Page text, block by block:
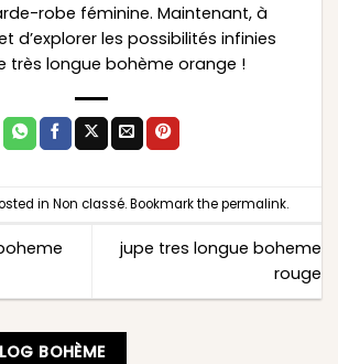
robe féminine. Maintenant, à
d’explorer les possibilités infinies
très longue bohème orange !
in Non classé. Bookmark thepermalink.
jupe tres longue boheme
rouge
BOHÈME